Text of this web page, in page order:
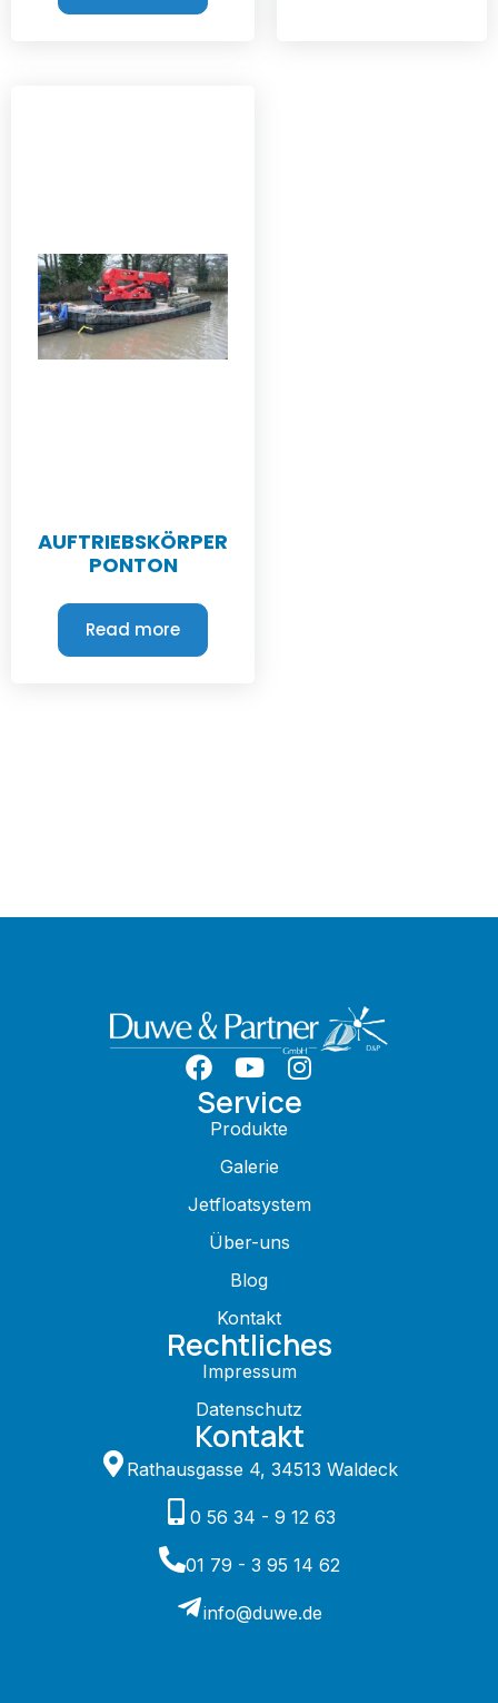
AUFTRIEBSKÖRPER
PONTON
Read more
Service
Produkte
Galerie
Jetfloatsystem
Über-uns
Blog
Kontakt
Rechtliches
Impressum
Datenschutz
Kontakt
Rathausgasse 4, 34513 Waldeck
0 56 34 - 9 12 63
01 79 - 3 95 14 62
info@duwe.de